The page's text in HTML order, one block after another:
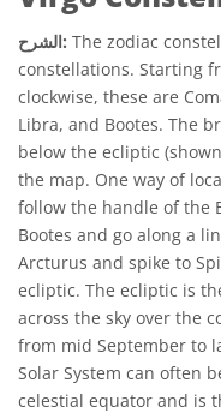
الشرح: The zodiac
constellations. Starting
clockwise, these are
Libra, and Bootes. The
below the ecliptic
the map. One way of
follow the handle of the
Bootes and go along a
Arcturus and spike to
ecliptic. The ecliptic is
across the sky over the
from mid September to
Solar System can often
celestial equator and is